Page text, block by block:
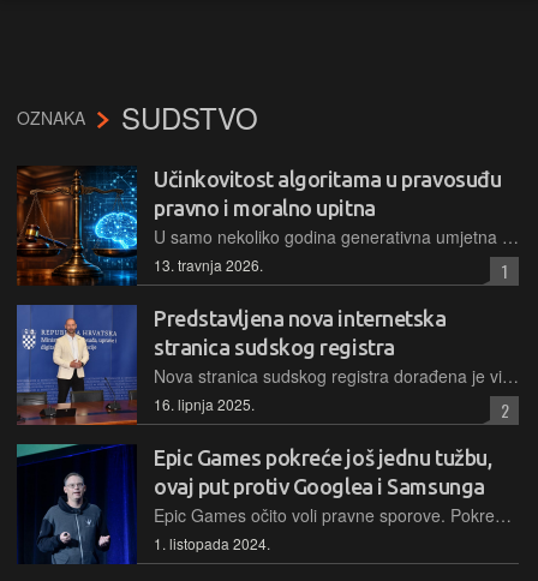
OZNAKA SUDSTVO
Učinkovitost algoritama u pravosuđu
pravno i moralno upitna
U samo nekoliko godina generativna umjetna inteligencija (gen AI) donijela je značajne promjene u mnogim industrijama – od zdravstva i obrazovanja do zabave, financija pa čak i prava
13. travnja 2026. 1
Predstavljena nova internetska
stranica sudskog registra
Nova stranica sudskog registra dorađena je vizualno i sadržajno u skladu s promjenama koje se uvode u postupku upisa u sudski registar, a sada donosi i dodatne pogodnosti za poduzetnike
16. lipnja 2025. 2
Epic Games pokreće još jednu tužbu,
ovaj put protiv Googlea i Samsunga
Epic Games očito voli pravne sporove. Pokrenuli su novu pravnu bitku protiv Googlea i Samsunga, optužujući ih za narušavanje konkurencije na tržištu mobilnih aplikacija.
1. listopada 2024.